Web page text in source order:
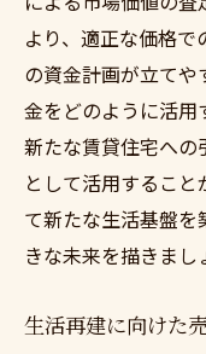
より、適正な価格
の資金計画が立てや
金をどのように活用
新たな賃貸住宅へ
として活用するこ
て新たな生活基盤
きな未来を描きまし
生活再建に向けた